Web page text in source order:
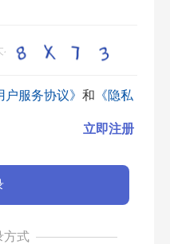
户服务协议》 和 《隐私
立即注册
方式